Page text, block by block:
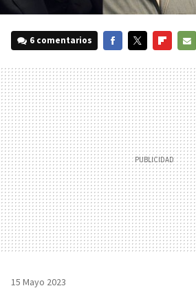
6 comentarios
MAIL
15 Mayo 2023